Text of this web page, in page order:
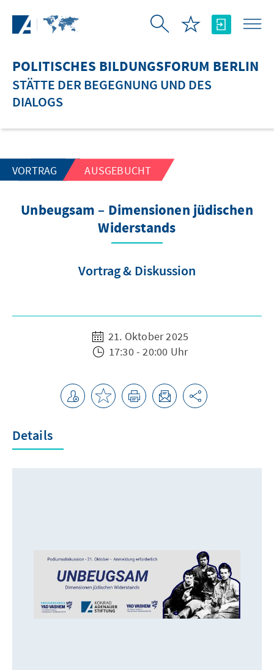
POLITISCHES BILDUNGSFORUM BERLIN
STÄTTE DER BEGEGNUNG UND DES
DIALOGS
VORTRAG AUSGEBUCHT
Unbeugsam – Dimensionen jüdischen
Widerstands
Vortrag & Diskussion
21. Oktober 2025
17:30 - 20:00 Uhr
Details